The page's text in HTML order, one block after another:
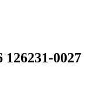
0027